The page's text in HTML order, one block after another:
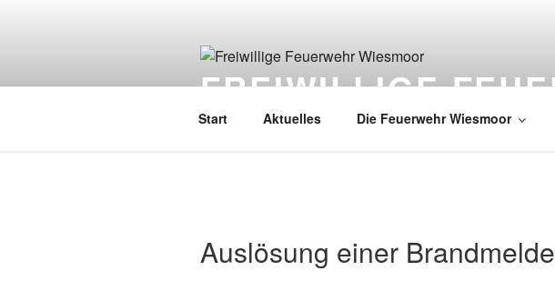
FREIWILLIGE
Start Aktuelles Die Feuerwehr Wiesmoor
Auslösung einer